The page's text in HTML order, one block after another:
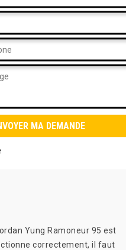
Yung Ramoneur 95 est
correctement, il faut